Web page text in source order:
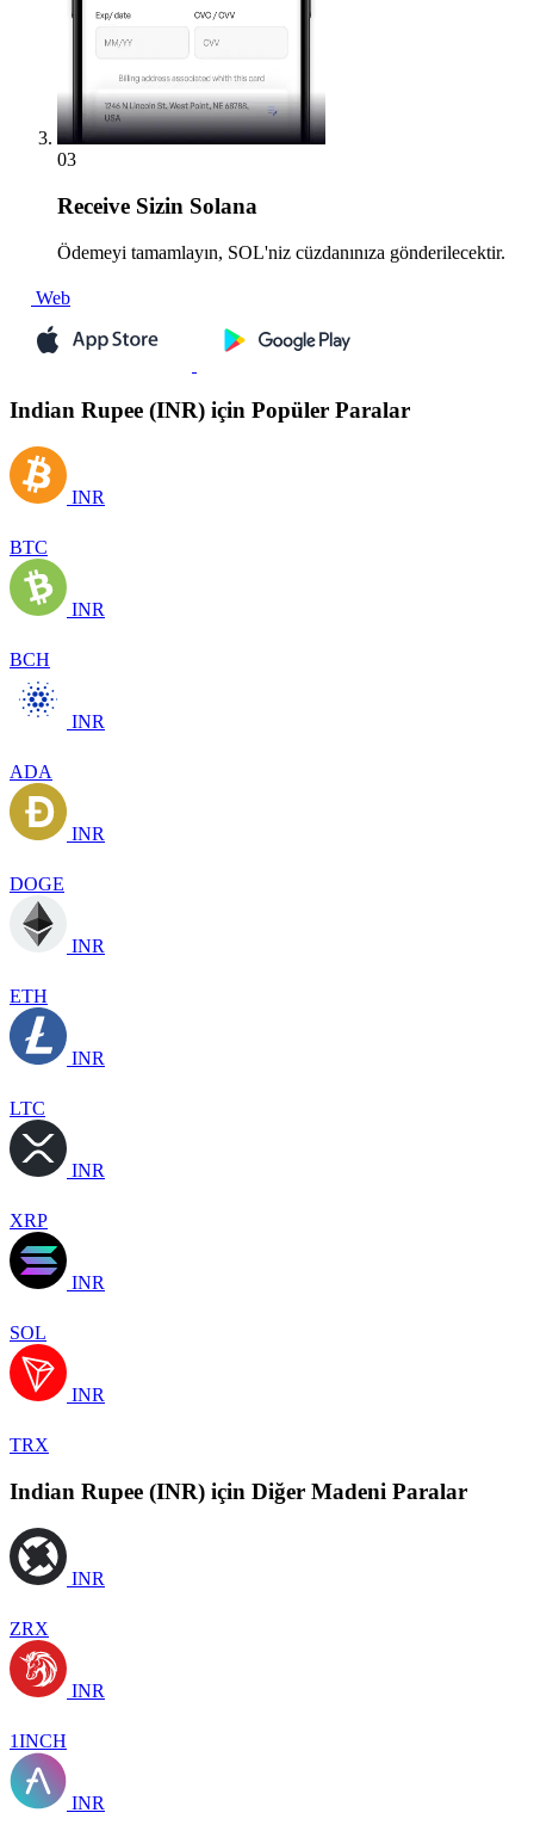
03
Receive Sizin Solana
Ödemeyi tamamlayın, SOL'niz cüzdanınıza gönderilecektir.
Web
Indian Rupee (INR) için Popüler Paralar
INR
BTC
INR
BCH
INR
ADA
INR
DOGE
INR
ETH
INR
LTC
INR
XRP
INR
SOL
INR
TRX
Indian Rupee (INR) için Diğer Madeni Paralar
INR
ZRX
INR
1INCH
INR